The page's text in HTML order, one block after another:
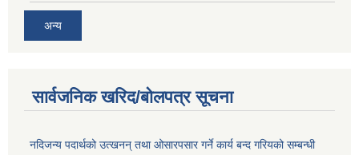
अन्य
सार्वजनिक खरिद/बोलपत्र सूचना
नदिजन्य पदार्थको उत्खनन् तथा ओसारपसार गर्ने कार्य बन्द गरियको सम्बन्धी